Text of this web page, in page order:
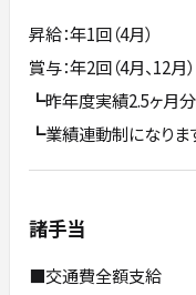
昇給：年1回（4⽉）
賞与：年2回（4⽉、12⽉）
┗昨年度実績2.5ヶ⽉分
┗業績連動制になりま
諸手当
■交通費全額⽀給